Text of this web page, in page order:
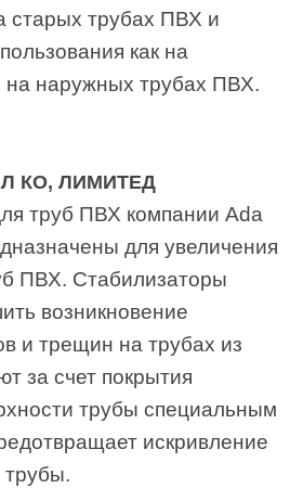
старых трубах ПВХ и
как на
на наружных трубах ПВХ.
КО, ЛИМИТЕД
труб ПВХ компании Ada
для увеличения
ПВХ. Стабилизаторы
возникновение
и трещин на трубах из
за счет покрытия
трубы специальным
искривление